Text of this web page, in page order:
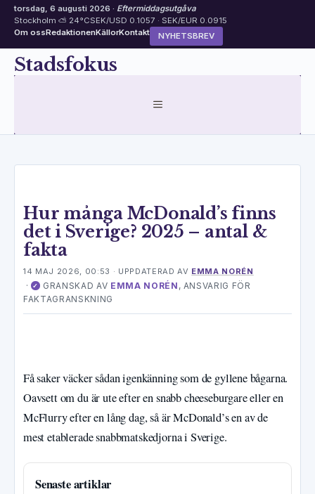
torsdag, 6 augusti 2026 · Eftermiddagsutgåva
Stockholm ⛅ 24°CSEK/USD 0.1057 · SEK/EUR 0.0915
Om ossRedaktionenKällorKontakt NYHETSBREV
HoppaStadsfokus
MENY
Hur många McDonald’s finns
det i Sverige? 2025 – antal &
fakta
14 MAJ 2026, 00:53 · UPPDATERADAV EMMA NORÉN
· ✓ GRANSKAD AV EMMA NORÉN , ANSVARIG FÖR
FAKTAGRANSKNING
Få saker väcker sådan igenkänning som de gyllene bågarna.
Oavsett om du är ute efter en snabb cheeseburgare eller en
McFlurry efter en lång dag, så är McDonald’s en av de
mest etablerade snabbmatskedjorna i Sverige.
Senaste artiklar